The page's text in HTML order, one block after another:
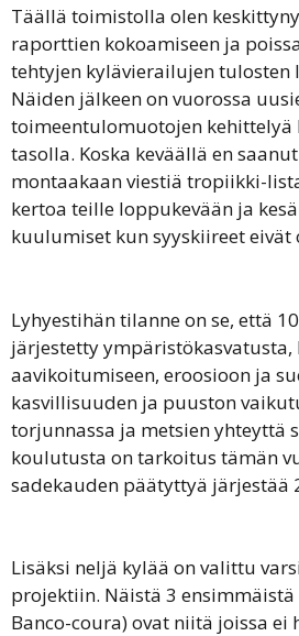
Täällä toimistolla olen
raporttien kokoamiseen ja
tehtyjen kylävierailujen tulosten
Näiden jälkeen on vuorossa
toimeentulomuotojen kehittelyä
tasolla. Koska keväällä en
montaakaan viestiä tropiikki-
kertoa teille loppukevään ja
kuulumiset kun syyskiireet eivät
Lyhyestihän tilanne on se, että
järjestetty
aavikoitumiseen, eroosioon ja
kasvillisuuden ja puuston
torjunnassa ja metsien yhteyttä
koulutusta on tarkoitus tämän
sadekauden päätyttyä järjestää
Lisäksi neljä kylää on valittu
projektiin. Näistä 3 ensimmäistä
Banco-coura) ovat niitä joissa ei